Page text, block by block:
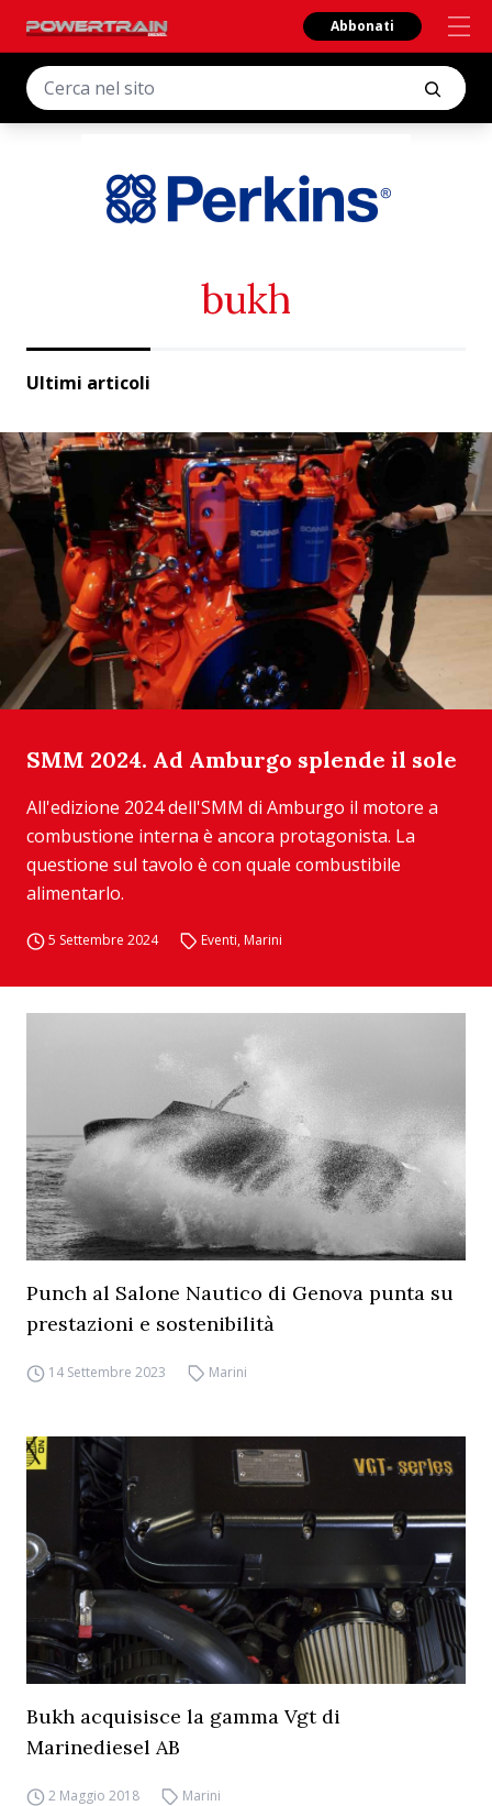
Abbonati
bukh
Ultimi articoli
SMM 2024. Ad Amburgo splende il sole
All'edizione 2024 dell'SMM di Amburgo il motore a
combustione interna è ancora protagonista. La
questione sul tavolo è con quale combustibile
alimentarlo.
5 Settembre 2024 Eventi, Marini
Punch al Salone Nautico di Genova punta su
prestazioni e sostenibilità
14 Settembre 2023 Marini
Bukh acquisisce la gamma Vgt di
Marinediesel AB
2 Maggio 2018 Marini